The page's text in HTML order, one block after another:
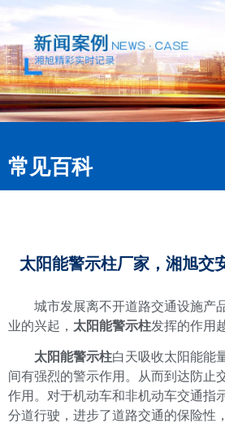
常见百科
太阳能警示柱厂家，湘旭交
城市发展离不开道路交通设施产
业的兴起， 太阳能警示柱发挥的作用
太阳能警示柱白天吸收太阳能能
间有强烈的警示作用。从而到达防止
作用。对于机动车和非机动车交通指
分道行驶，进步了道路交通的保险性